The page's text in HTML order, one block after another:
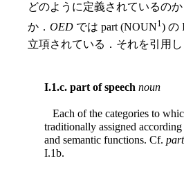
どのように定義されているの
か． OED では part (NOUN1) の
立項されている．それを引用し
I.1.c. part of speech noun
Each of the categories to
traditionally assigned
and semantic functions. Cf.
I.1b.